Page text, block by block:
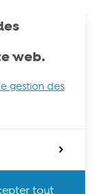
web.
gestion des
tout